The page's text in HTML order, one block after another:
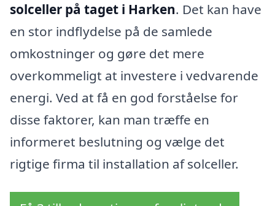
solceller på taget i Harken. Det kan have
en stor indflydelse på de samlede
omkostninger og gøre det mere
overkommeligt at investere i vedvarende
energi. Ved at få en god forståelse for
disse faktorer, kan man træffe en
informeret beslutning og vælge det
rigtige firma til installation af solceller.